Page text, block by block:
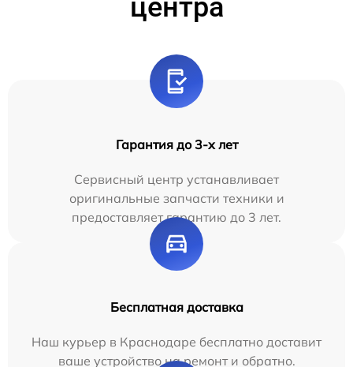
центра
Гарантия до 3-х лет
Сервисный центр устанавливает
оригинальные запчасти техники и
предоставляет гарантию до 3 лет.
Бесплатная доставка
Наш курьер в Краснодаре бесплатно доставит
ваше устройство на ремонт и обратно.